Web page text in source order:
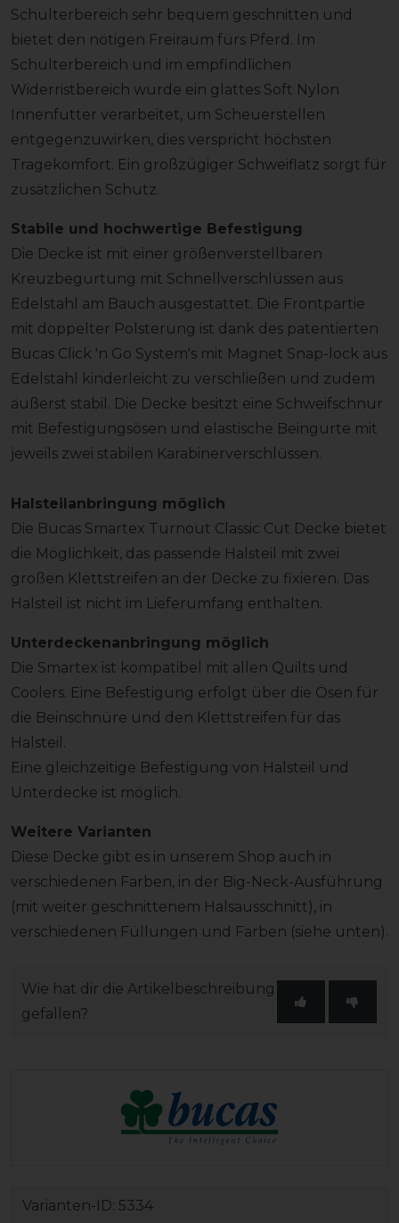
Schulterbereich sehr bequem geschnitten und
bietet den nötigen Freiraum fürs Pferd. Im
Schulterbereich und im empfindlichen
Widerristbereich wurde ein glattes Soft Nylon
Innenfutter verarbeitet, um Scheuerstellen
entgegenzuwirken, dies verspricht höchsten
Tragekomfort. Ein großzügiger Schweiflatz sorgt für
zusätzlichen Schutz.
Stabile und hochwertige Befestigung
Die Decke ist mit einer größenverstellbaren
Kreuzbegurtung mit Schnellverschlüssen aus
Edelstahl am Bauch ausgestattet. Die Frontpartie
mit doppelter Polsterung ist dank des patentierten
Bucas Click 'n Go System's mit Magnet Snap-lock aus
Edelstahl kinderleicht zu verschließen und zudem
äußerst stabil. Die Decke besitzt eine Schweifschnur
mit Befestigungsösen und elastische Beingurte mit
jeweils zwei stabilen Karabinerverschlüssen.
Halsteilanbringung möglich
Die Bucas Smartex Turnout Classic Cut Decke bietet
die Möglichkeit, das passende Halsteil mit zwei
großen Klettstreifen an der Decke zu fixieren. Das
Halsteil ist nicht im Lieferumfang enthalten.
Unterdeckenanbringung möglich
Die Smartex ist kompatibel mit allen Quilts und
Coolers. Eine Befestigung erfolgt über die Ösen für
die Beinschnüre und den Klettstreifen für das
Halsteil.
Eine gleichzeitige Befestigung von Halsteil und
Unterdecke ist möglich.
Weitere Varianten
Diese Decke gibt es in unserem Shop auch in
verschiedenen Farben, in der Big-Neck-Ausführung
(mit weiter geschnittenem Halsausschnitt), in
verschiedenen Füllungen und Farben (siehe unten).
Wie hat dir die Artikelbeschreibung
gefallen?
Varianten-ID: 5334